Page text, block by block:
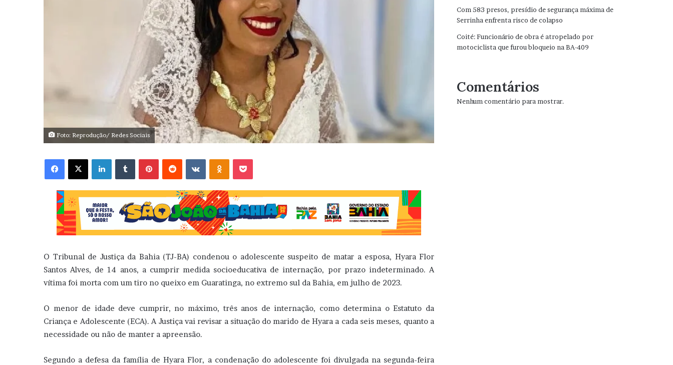
Foto: Reprodução/ Redes Sociais
Facebook X Linkedin VK OK
O Tribunal de Justiça da Bahia (TJ-BA) condenou o adolescente suspeito de matar a esposa, Hyara Flor
Santos Alves, de 14 anos, a cumprir medida socioeducativa de internação, por prazo indeterminado. A
vítima foi morta com um tiro no queixo em Guaratinga, no extremo sul da Bahia, em julho de 2023.
O menor de idade deve cumprir, no máximo, três anos de internação, como determina o Estatuto da
Criança e Adolescente (ECA). A Justiça vai revisar a situação do marido de Hyara a cada seis meses, quanto a
necessidade ou não de manter a apreensão.
Segundo a defesa da família de Hyara Flor, a condenação do adolescente foi divulgada na segunda-feira
Com 583 presos, presídio de segurança máxima de
Serrinha enfrenta risco de colapso
Coité: Funcionário de obra é atropelado por
motociclista que furou bloqueio na BA-409
Comentários
Nenhum comentário para mostrar.